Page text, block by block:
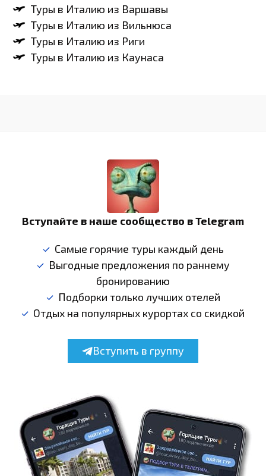
Туры в Италию из Варшавы
Туры в Италию из Вильнюса
Туры в Италию из Риги
Туры в Италию из Каунаса
Вступайте в наше сообщество в Telegram
Самые горячие туры каждый день
Выгодные предложения по раннему
бронированию
Подборки только лучших отелей
Отдых на популярных курортах со скидкой
Вступить в группу